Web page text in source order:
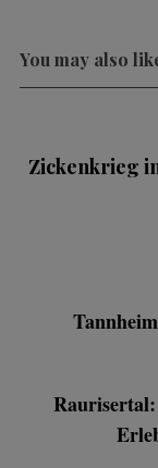
You may also
Zickenkrieg